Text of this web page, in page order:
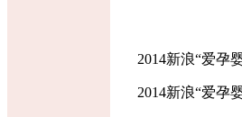
2014新浪“爱
2014新浪“爱